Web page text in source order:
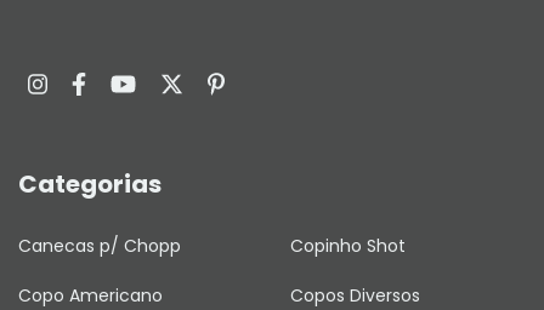
Categorias
Canecas p/ Chopp Copinho Shot
Copo Americano Copos Diversos